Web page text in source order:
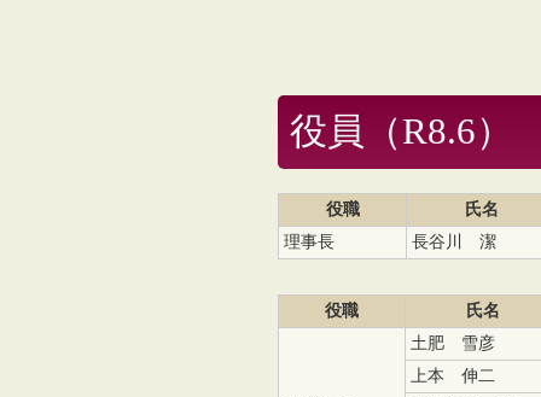
役員（R8.6）
役職
氏名
理事長
長谷川 潔
役職 氏名
土肥 雪彦
上本 伸二